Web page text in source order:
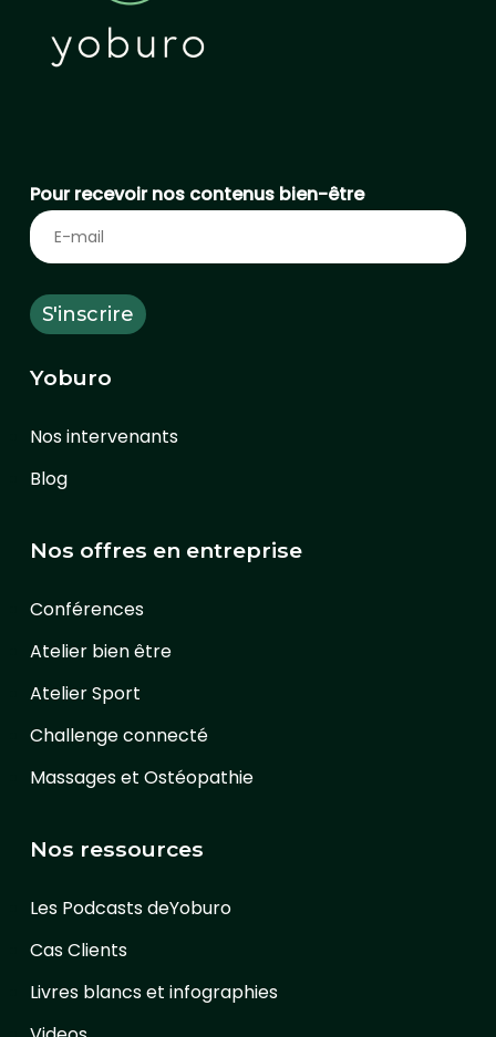
Pour recevoir nos contenus bien-être
Yoburo
Nos intervenants
Blog
Nos offres en entreprise
Conférences
Atelier bien être
Atelier Sport
Challenge connecté
Massages et Ostéopathie
Nos ressources
Les Podcasts deYoburo
Cas Clients
Livres blancs et infographies